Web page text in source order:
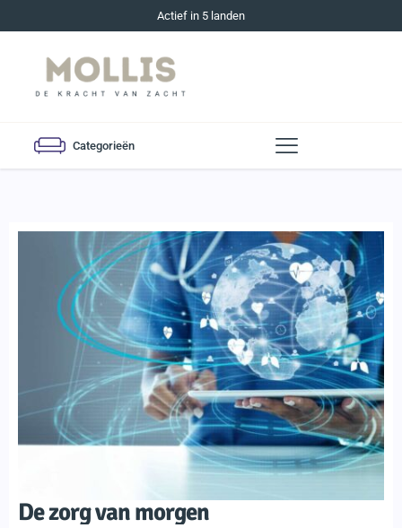
Actief in 5 landen
Categorieën
De zorg van morgen